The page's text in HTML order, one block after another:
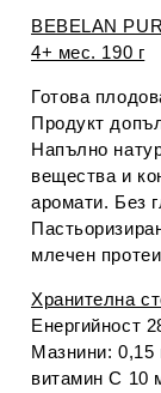
BEBELAN
4+ мес. 190 г
Готова
Продукт
Напълно
вещества и
аромати. Без
млечен
Хранителна
Енергийност
Мазнини: 0,15
витамин С 10